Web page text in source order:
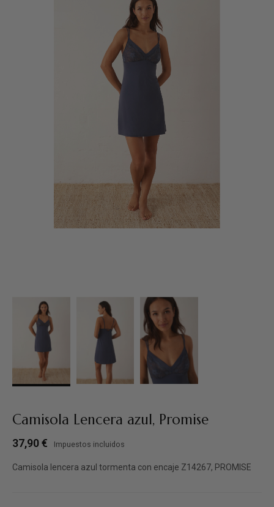
Camisola Lencera azul, Promise
37,90 € Impuestos incluidos
Camisola lencera azul tormenta con encaje Z14267, PROMISE